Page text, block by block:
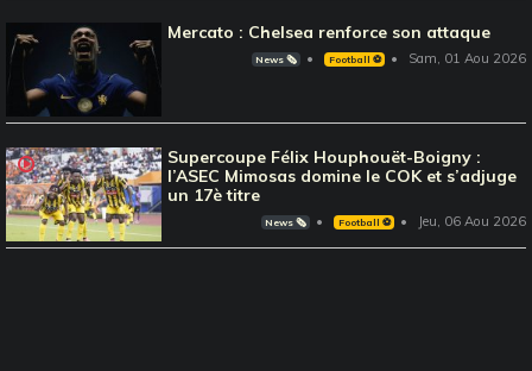
Mercato : Chelsea renforce son attaque
News 🗞️ Football ⚽️ Sam, 01 Aou 2026
Supercoupe Félix Houphouët-Boigny :
l’ASEC Mimosas domine le COK et s’adjuge
un 17è titre
News 🗞️ Football ⚽️ Jeu, 06 Aou 2026